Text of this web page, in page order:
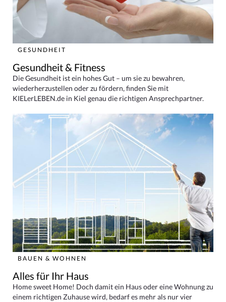
GESUNDHEIT
Gesundheit & Fitness
Die Gesundheit ist ein hohes Gut – um sie zu bewahren,
wiederherzustellen oder zu fördern, finden Sie mit
KIELerLEBEN.de in Kiel genau die richtigen Ansprechpartner.
BAUEN & WOHNEN
Alles für Ihr Haus
Home sweet Home! Doch damit ein Haus oder eine Wohnung zu
einem richtigen Zuhause wird, bedarf es mehr als nur vier